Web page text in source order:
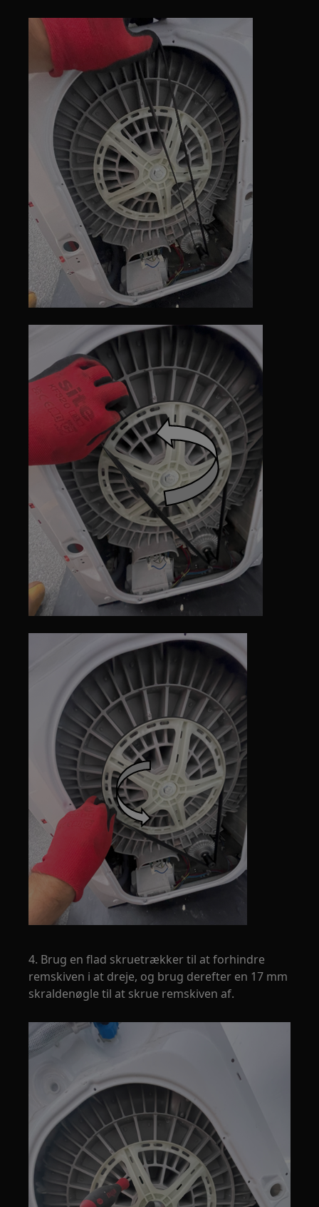
4. Brug en flad skruetrækker til at forhindre
remskiven i at dreje, og brug derefter en 17 mm
skraldenøgle til at skrue remskiven af.